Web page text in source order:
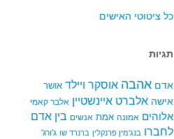
כל ציטוטי האישים
תגיות
אדם אהבה אוסקר ויילד אושר
אישה אלברט איינשטיין אלבר קאמי
אלוהים אמונה אמת אנשים בין אדם
לחברו בנג'מין פרנקלין ברנרד שו ג'ורג'